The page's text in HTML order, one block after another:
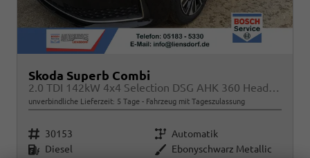
Skoda Superb Combi
2.0 TDI 142kW 4x4 Selection DSG AHK 360 Head Up Pano
unverbindliche Lieferzeit: 5 Tage Fahrzeug mit Tageszulassung
Fahrzeugnr. 30153 Getriebe Automatik
Kraftstoff Diesel Außenfarbe Ebonyschwarz Metallic